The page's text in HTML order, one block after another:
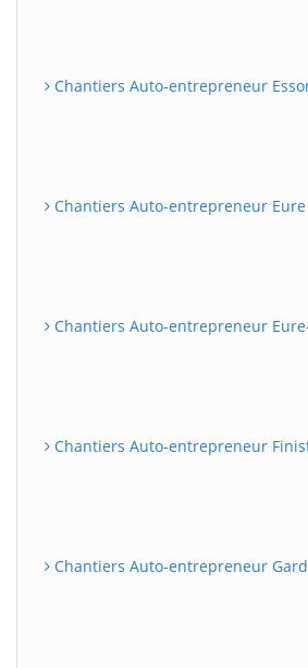
Chantiers Auto-entrepreneur
Chantiers Auto-entrepreneur Eure
Chantiers Auto-entrepreneur
Chantiers Auto-entrepreneur
Chantiers Auto-entrepreneur Gard